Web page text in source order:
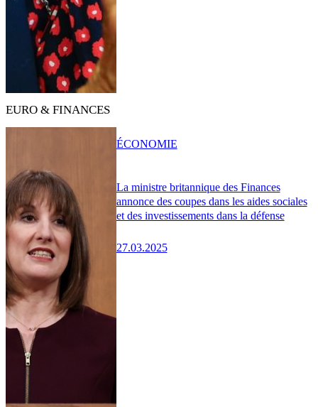
EURO & FINANCES
La ministre britannique des Finances
annonce des coupes dans les aides sociales
et des investissements dans la défense
27.03.2025
ÉCONOMIE